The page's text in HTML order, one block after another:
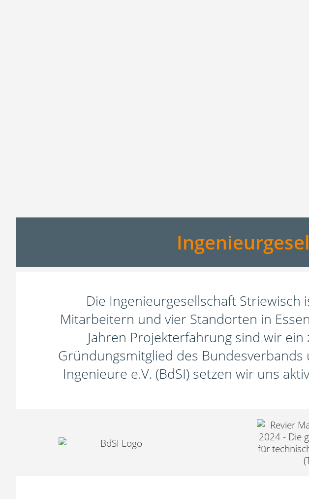
Die Ingenieurgesellschaft
Mitarbeitern und vier Standorten in
Jahren Projekterfahrung sind wir
Gründungsmitglied des
Ingenieure e.V. (BdSI) setzen wir uns